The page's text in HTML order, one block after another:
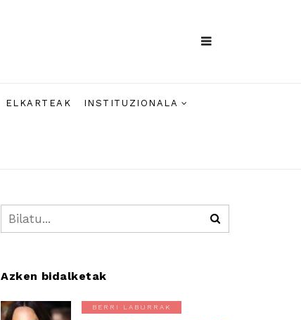
ELKARTEAK INSTITUZIONALA
Azken bidalketak
BERRI LABURRAK